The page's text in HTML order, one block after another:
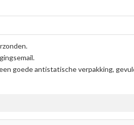
goede antistatische verpakking,